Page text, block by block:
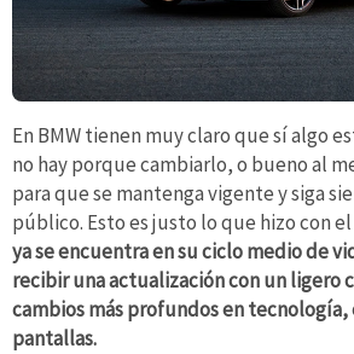
En BMW tienen muy claro que sí algo
no hay porque cambiarlo, o bueno al
para que se mantenga vigente y siga
público. Esto es justo lo que hizo con
ya se encuentra en su ciclo medio de
recibir una actualización con un ligero
cambios más profundos en
pantallas.